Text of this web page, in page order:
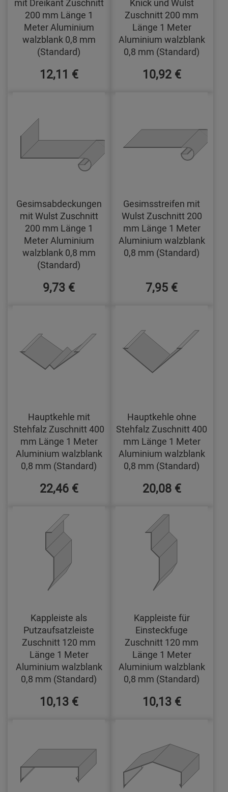
mit Dreikant Zuschnitt
200 mm Länge 1
Meter Aluminium
walzblank 0,8 mm
(Standard)
12,11 €
Knick und Wulst
Zuschnitt 200 mm
Länge 1 Meter
Aluminium walzblank
0,8 mm (Standard)
10,92 €
Gesimsabdeckungen
mit Wulst Zuschnitt
200 mm Länge 1
Meter Aluminium
walzblank 0,8 mm
(Standard)
9,73 €
Gesimsstreifen mit
Wulst Zuschnitt 200
mm Länge 1 Meter
Aluminium walzblank
0,8 mm (Standard)
7,95 €
Hauptkehle mit
Stehfalz Zuschnitt 400
mm Länge 1 Meter
Aluminium walzblank
0,8 mm (Standard)
22,46 €
Hauptkehle ohne
Stehfalz Zuschnitt 400
mm Länge 1 Meter
Aluminium walzblank
0,8 mm (Standard)
20,08 €
Kappleiste als
Putzaufsatzleiste
Zuschnitt 120 mm
Länge 1 Meter
Aluminium walzblank
0,8 mm (Standard)
10,13 €
Kappleiste für
Einsteckfuge
Zuschnitt 120 mm
Länge 1 Meter
Aluminium walzblank
0,8 mm (Standard)
10,13 €